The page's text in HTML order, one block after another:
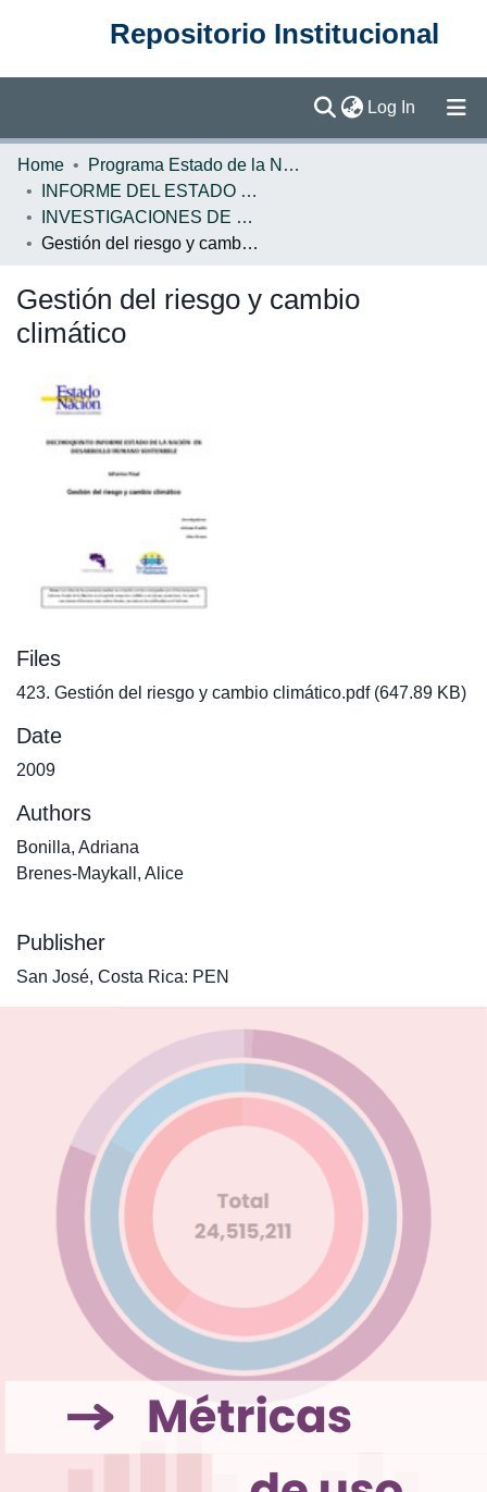
Repositorio Institucional
Log In (current)
Communities & Collections
Statistics
Home
Programa Estado de la Nación (PEN)
INFORME DEL ESTADO DE LA NACION
INVESTIGACIONES DE BASE EN
Gestión del riesgo y cambio climático
Gestión del riesgo y cambio
climático
Files
423. Gestión del riesgo y cambio climático.pdf(647.89 KB)
Date
2009
Authors
Bonilla, Adriana
Brenes-Maykall, Alice
Publisher
San José, Costa Rica: PEN